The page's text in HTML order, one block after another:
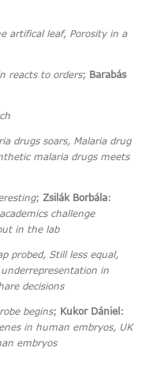
artifical leaf, Porosity in a
reacts to orders; Barabás
drugs soars, Malaria drug
malaria drugs meets
; Zsilák Borbála:
challenge
in the lab
probed, Still less equal,
in
decisions
begins; Kukor Dániel:
in human embryos, UK
embryos